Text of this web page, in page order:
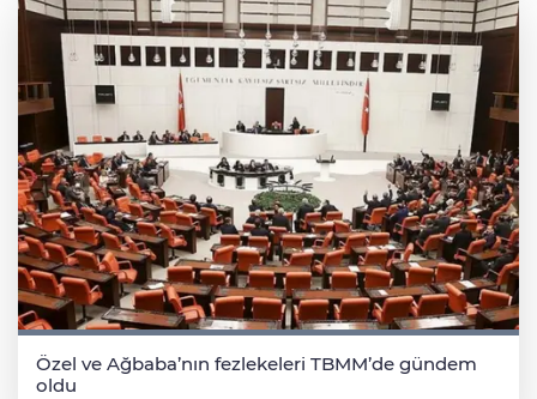
Özel ve Ağbaba’nın fezlekeleri TBMM’de gündem
oldu